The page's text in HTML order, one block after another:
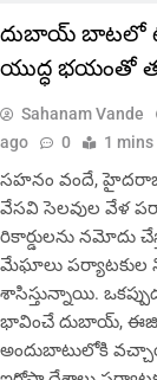
దుబాయ్ బాటలో
యుద్ధ భయంతో
Sahanam Vande
ago
0 1 mins
సహనం వందే,
వేసవి సెలవుల వేళ
రికార్డులను నమోదు
మేఘాలు పర్యాటకుల
శాసిస్తున్నాయి.
భావించే దుబాయ్,
అందుబాటులోకి